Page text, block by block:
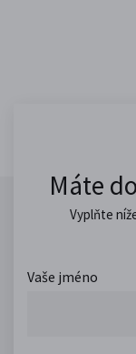
Máte
Vyplňte
Vaše jméno